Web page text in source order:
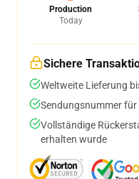
Production
Today
Sichere
Weltweite Lieferung
Sendungsnummer
Vollständige
erhalten wurde